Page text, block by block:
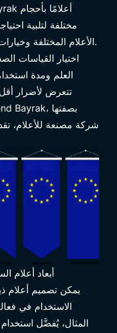
مختلفة لتلبية
الأعلام المختلفة وخيارات الأحجام الحلول الأنسب لفعالياتك.
اختيار القياسات
العلم ومدة
تتعرض لأضرار أقل
شركة مصنعة للأعلام،
أبعاد أعلام
يمكن تصميم أعلام
الاستخدام في
المثال، يُفضَّل